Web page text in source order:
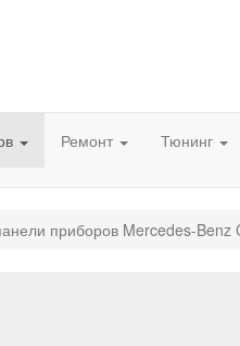
Ремонт Тюнинг
приборов Mercedes-Benz